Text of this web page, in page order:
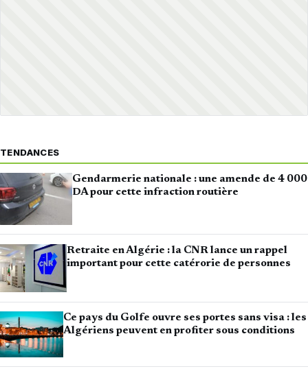
TENDANCES
Gendarmerie nationale : une amende de 4 000
DA pour cette infraction routière
Retraite en Algérie : la CNR lance un rappel
important pour cette catérorie de personnes
Ce pays du Golfe ouvre ses portes sans visa : les
Algériens peuvent en profiter sous conditions